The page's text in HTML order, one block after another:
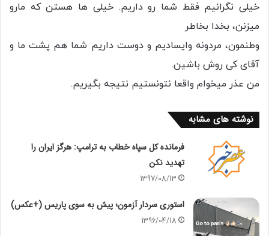
خیلى نگرانیم فقط شما رو داریم. خیلى ها هستن که مارو
میزنن، بخدا بخاطر
وطنمون، مردونه وایسادیم و دوست داریم شما هم پشت ما و
آقاى کی روش باشین.
من عذر میخوام واقعا نتونستیم نتیجه بگیریم.
نوشته های مشابه
فرمانده کل سپاه خطاب به ترامپ: هرگز ایران را
تهدید نکن
1397/08/13
استوری سردار آزمون؛ پیش به سوی پاریس (+عکس)
1396/04/18